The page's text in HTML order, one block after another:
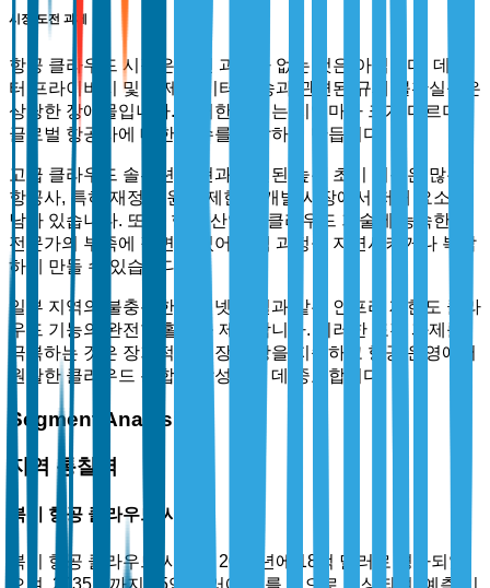
시장 도전 과제
항공 클라우드 시장은 도전 과제가 없는 것은 아닙니다. 데이
터 프라이버시 및 국제 데이터 전송과 관련된 규제 불확실성은
상당한 장애물입니다. 이러한 규제는 지역마다 크게 다르며,
글로벌 항공사에 대한 준수를 복잡하게 만듭니다.
고급 클라우드 솔루션 구현과 관련된 높은 초기 비용은 많은
항공사, 특히 재정 자원이 제한된 개발 시장에서 저해 요소로
남아 있습니다. 또한, 항공 산업은 클라우드 기술에 능숙한 IT
전문가의 부족에 직면해 있어 채택 과정을 지연시키거나 복잡
하게 만들 수 있습니다.
일부 지역의 불충분한 인터넷 연결과 같은 인프라 제한도 클라
우드 기능의 완전한 활용을 제한합니다. 이러한 도전 과제를
극복하는 것은 장기적인 시장 성장을 지속하고 항공 운영에서
원활한 클라우드 통합을 달성하는 데 중요합니다.
Segment Analysis
지역 통찰력
북미 항공 클라우드 시장
북미 항공 클라우드 시장은 2025년에 18억 달러로 평가되었
으며, 2035년까지 45억 달러에 이를 것으로 예상되며, 예측 기